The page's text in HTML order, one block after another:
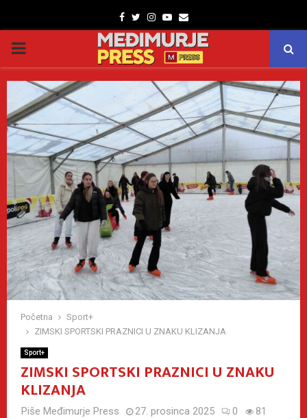
Facebook
TwitterInstagram
Youtube
Email
PRIMARY
MENU
Početna
Sport+
ZIMSKI SPORTSKI PRAZNICI U ZNAKU KLIZANJA
Sport+
ZIMSKI SPORTSKI PRAZNICI U ZNAKU
KLIZANJA
Piše Međimurje Press 27. prosinca 2025 0 81